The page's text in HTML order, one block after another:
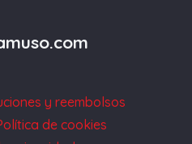
y reembolsos
de cookies